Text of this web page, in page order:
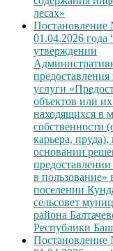
лесах»
Постановление
01.04.2026 года
утверждении
услуги
объектов или их
находящихся в
собственности
карьера,
основании
в пользование»
поселении
сельсовет
района
Республики
Постановление